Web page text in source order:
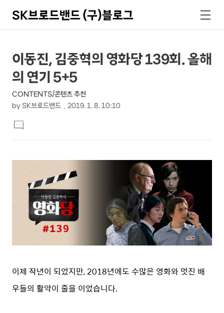
SK브로드밴드 (구)블로그
색
메
뉴
상
세
컨
텐
츠
본
문
제
목
이동진, 김중혁의 영화당 139회. 올해
의 연기 5+5
CONTENTS/콘텐츠 추천
by SK브로드밴드 2019. 1. 8. 10:10
문
댓
글
이제 작년이 되었지만, 2018년에도 수많은 영화와 멋진 배
우들의 활약이 줄을 이었습니다.